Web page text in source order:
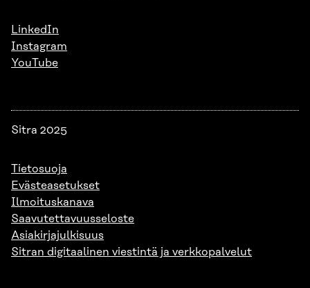
LinkedIn
Instagram
YouTube
Sitra 2025
Tietosuoja
Evästeasetukset
Ilmoituskanava
Saavutettavuusseloste
Asiakirjajulkisuus
Sitran digitaalinen viestintä ja verkkopalvelut